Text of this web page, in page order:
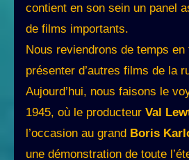
contient en son sein un panel
de films importants.
Nous reviendrons de temps en
présenter d’autres films de la
Aujourd’hui, nous faisons le
1945, où le producteur Val
l’occasion au grand Boris
une démonstration de toute